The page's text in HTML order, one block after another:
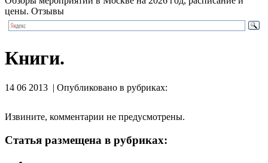
цены. Отзывы
Книги.
14 06 2013 | Опубликовано в рубриках:
Извините, комментарии не предусмотрены.
Статья размещена в рубриках: